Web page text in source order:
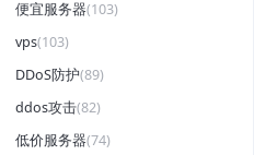
便宜服务器(103)
vps(103)
DDoS防护(89)
ddos攻击(82)
低价服务器(74)